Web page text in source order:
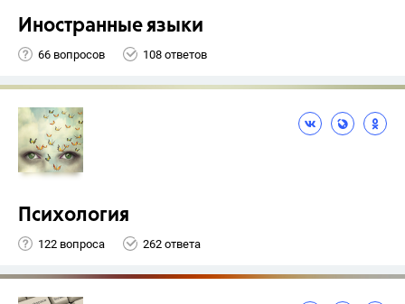
Иностранные языки
66 вопросов 108 ответов
Психология
122 вопроса 262 ответа